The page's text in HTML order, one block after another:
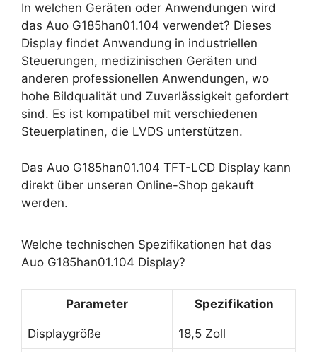
In welchen Geräten oder Anwendungen wird
das Auo G185han01.104 verwendet? Dieses
Display findet Anwendung in industriellen
Steuerungen, medizinischen Geräten und
anderen professionellen Anwendungen, wo
hohe Bildqualität und Zuverlässigkeit gefordert
sind. Es ist kompatibel mit verschiedenen
Steuerplatinen, die LVDS unterstützen.
Das Auo G185han01.104 TFT-LCD Display kann
direkt über unseren Online-Shop gekauft
werden.
Welche technischen Spezifikationen hat das
Auo G185han01.104 Display?
Parameter Spezifikation
Displaygröße 18,5 Zoll